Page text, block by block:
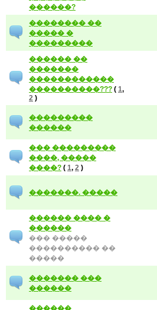
������?
�������� ��
����� �
���������
������ ��
�������
������������
����������??? ( 1,
2 )
���������
������
��� ���������
����, �����
����? ( 1, 2 )
�������. �����
������ ���� �
������
��� �����
���������� ��
�����
������� ���
������
������